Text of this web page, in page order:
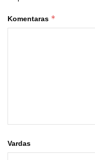
Komentaras *
Vardas